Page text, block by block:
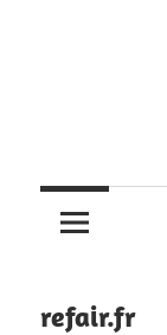
refair.fr